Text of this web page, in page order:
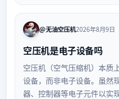
@无油空压机2026年8月9日
空压机是电子设备吗
空压机（空气压缩机）本质
设备，而非电子设备。虽然
器、控制器等电子元件以实